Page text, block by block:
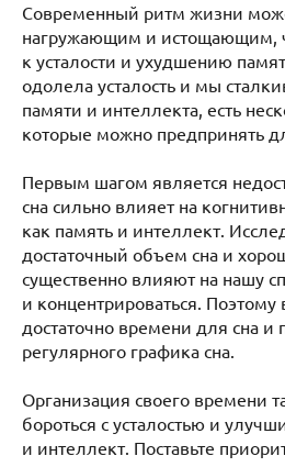
Современный ритм жизни
нагружающим и истощающим,
к усталости и ухудшению
одолела усталость и мы
памяти и интеллекта, есть
которые можно предпринять
Первым шагом является
сна сильно влияет на
как память и интеллект.
достаточный объем сна и
существенно влияют на нашу
и концентрироваться.
достаточно времени для сна и
регулярного графика сна.
Организация своего времени
бороться с усталостью и
и интеллект. Поставьте